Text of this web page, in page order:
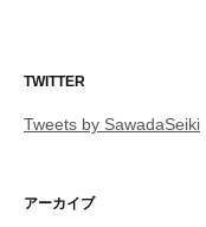
TWITTER
Tweets by SawadaSeiki
アーカイブ